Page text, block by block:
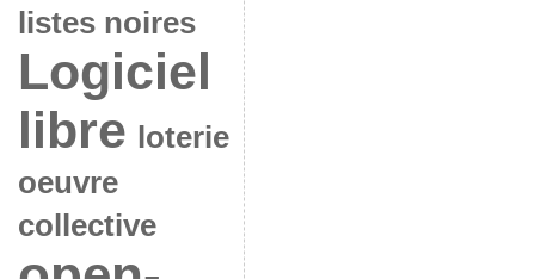
listes noires
Logiciel
libre
loterie
oeuvre
collective